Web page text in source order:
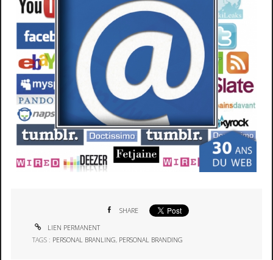
SHARE
LIEN PERMANENT
TAGS : PERSONAL BRANLING, PERSONAL BRANDING